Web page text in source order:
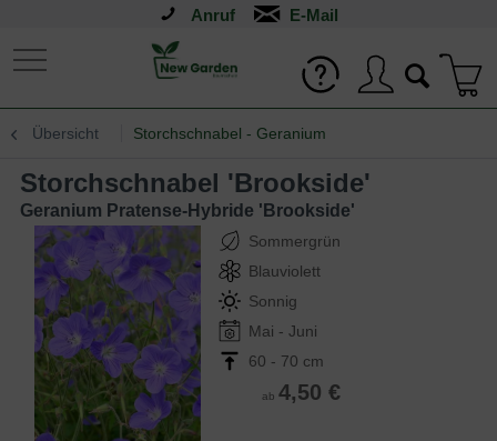
Anruf
Übersicht Storchschnabel - Geranium
Storchschnabel 'Brookside'
Geranium Pratense-Hybride 'Brookside'
Sommergrün
Blauviolett
Sonnig
Mai - Juni
60 - 70 cm
ab 4,50 €